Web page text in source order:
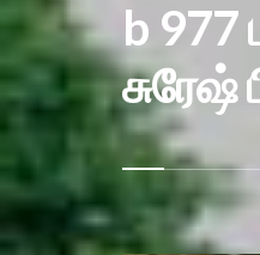
b 977
சுரேஷ்